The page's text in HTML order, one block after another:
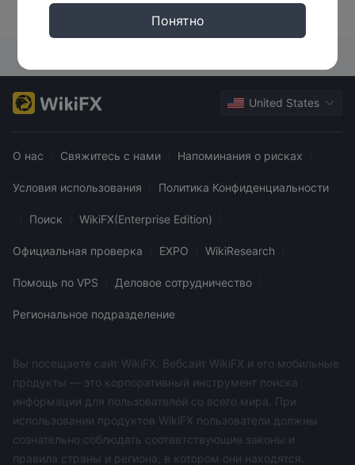
Понятно
United States
О нас Свяжитесь с нами Напоминания о рисках
Условия использования Политика Конфиденциальности
Поиск WikiFX(Enterprise Edition)
Официальная проверка EXPO WikiResearch
Помощь по VPS Деловое сотрудничество
Региональное подразделение
Вы посещаете сайт WikiFX. Вебсайт WikiFX и его мобильные
продукты — это корпоративный инструмент поиска
информации для пользователей со всего мира. При
использовании продуктов WikiFX пользователи должны
сознательно соблюдать соответствующие законы и
правила страны и региона, в котором они находятся.